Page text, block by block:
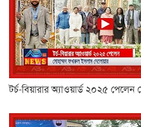
টর্চ-বিয়ারার অ্যাওয়ার্ড ২০২৫